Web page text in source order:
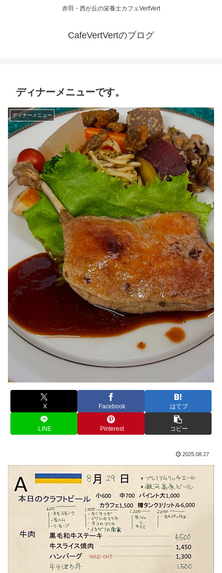
赤羽・西が丘の栄養士カフェVertVert
CafeVertVertのブログ
ディナーメニューです。
ディナーメニュー
X Facebook はてブ
LINE Pinterest コピー
2025.08.27